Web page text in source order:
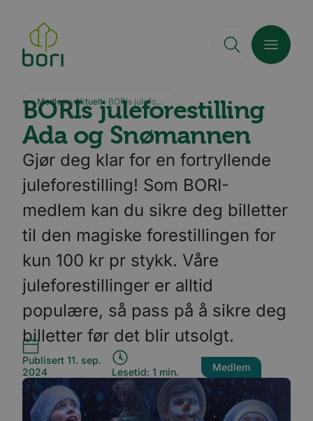
hovedinnhold
Medlem Aktuelt BORIs juleforestilling Ada og Snømannen
BORIs juleforestilling
Ada og Snømannen
Gjør deg klar for en fortryllende
juleforestilling! Som BORI-
medlem kan du sikre deg billetter
til den magiske forestillingen for
kun 100 kr pr stykk. Våre
juleforestillinger er alltid
populære, så pass på å sikre deg
billetter før det blir utsolgt.
Publisert 11. sep.
2024
Lesetid: 1 min. Medlem